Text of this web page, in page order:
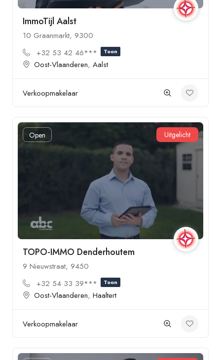
ImmoTijl Aalst
10 Graanmarkt, 9300
+32 53 42 46***
Toon
Oost-Vlaanderen, Aalst
Verkoopmakelaar
Open Uitgelicht
TOPO-IMMO Denderhoutem
9 Nieuwstraat, 9450
+32 54 33 39***
Toon
Oost-Vlaanderen, Haaltert
Verkoopmakelaar